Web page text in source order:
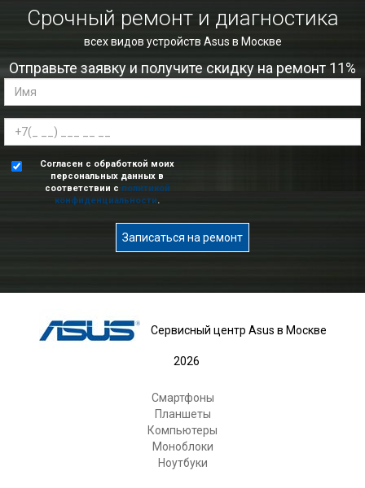
Срочный ремонт и диагностика
всех видов устройств Asus в Москве
Отправьте заявку и получите скидку на ремонт 11%
Согласен с обработкой моих
персональных данных в
соответствии с политикой
конфиденциальности.
Записаться на ремонт
Сервисный центр Asus в Москве
2026
Смартфоны
Планшеты
Компьютеры
Моноблоки
Ноутбуки